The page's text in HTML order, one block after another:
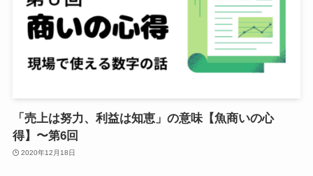
「売上は努力、利益は知恵」の意味【魚商いの心
得】〜第6回
2020年12月18日